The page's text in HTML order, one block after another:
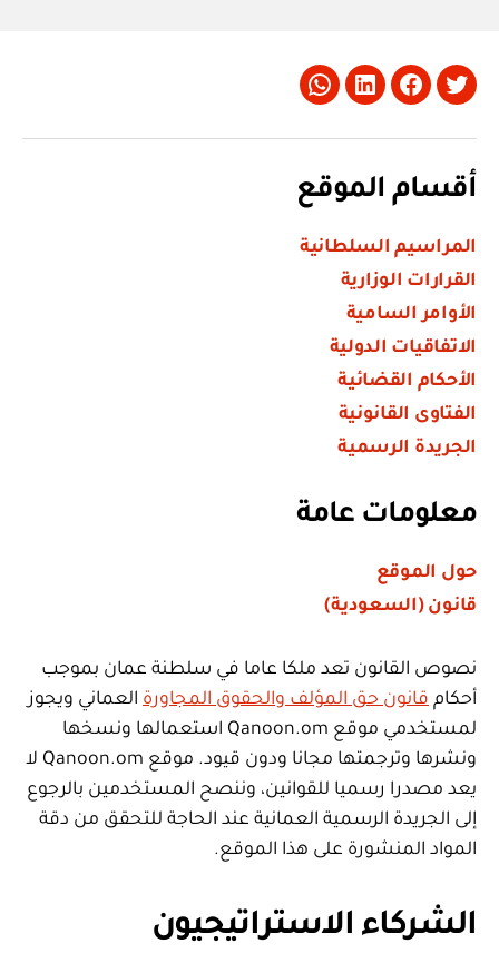
Twitter
Facebook
LinkedIn
Whatsapp
أقسام الموقع
المراسيم السلطانية
القرارات الوزارية
الأوامر السامية
الاتفاقيات الدولية
الأحكام القضائية
الفتاوى القانونية
الجريدة الرسمية
معلومات عامة
حول الموقع
قانون (السعودية)
نصوص القانون تعد ملكا عاما في سلطنة عمان بموجب
أحكام قانون حق المؤلف والحقوق المجاورة العماني ويجوز
لمستخدمي موقع Qanoon.om استعمالها ونسخها
ونشرها وترجمتها مجانا ودون قيود. موقع Qanoon.om لا
يعد مصدرا رسميا للقوانين، وننصح المستخدمين بالرجوع
إلى الجريدة الرسمية العمانية عند الحاجة للتحقق من دقة
المواد المنشورة على هذا الموقع.
الشركاء الاستراتيجيون